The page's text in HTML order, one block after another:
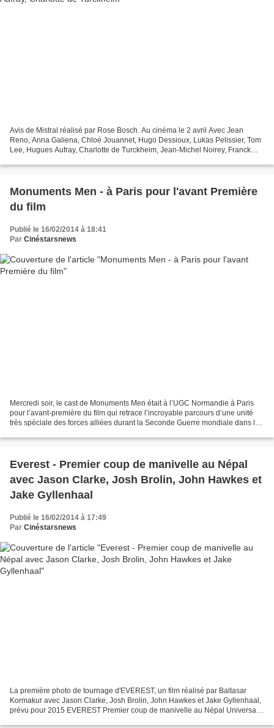
Avis de Mistral réalisé par Rose Bosch. Au cinéma le 2 avril Avec Jean
Reno, Anna Galiena, Chloé Jouannet, Hugo Dessioux, Lukas Pelissier, Tom
Lee, Hugues Aufray, Charlotte de Turckheim, Jean-Michel Noirey, Franck
Monuments Men - à Paris pour l'avant Première
du film
Publié le 16/02/2014 à 18:41
Par Cinéstarsnews
Mercredi soir, le cast de Monuments Men était à l’UGC Normandie à Paris
pour l’avant-première du film qui retrace l’incroyable parcours d’une unité
très spéciale des forces alliées durant la Seconde Guerre mondiale dans le
Everest - Premier coup de manivelle au Népal
avec Jason Clarke, Josh Brolin, John Hawkes et
Jake Gyllenhaal
Publié le 16/02/2014 à 17:49
Par Cinéstarsnews
La première photo de tournage d'EVEREST, un film réalisé par Baltasar
Kormakur avec Jason Clarke, Josh Brolin, John Hawkes et Jake Gyllenhaal,
prévu pour 2015 EVEREST Premier coup de manivelle au Népal Universal